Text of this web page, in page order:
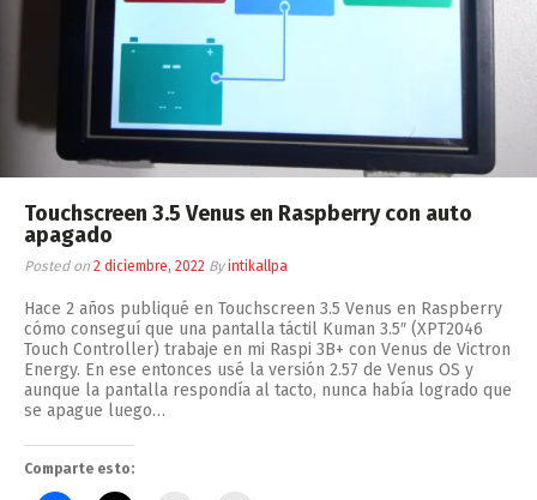
Touchscreen 3.5 Venus en Raspberry con auto
apagado
Posted on 2 diciembre, 2022 Byintikallpa
Hace 2 años publiqué en Touchscreen 3.5 Venus en Raspberry
cómo conseguí que una pantalla táctil Kuman 3.5″ (XPT2046
Touch Controller) trabaje en mi Raspi 3B+ con Venus de Victron
Energy. En ese entonces usé la versión 2.57 de Venus OS y
aunque la pantalla respondía al tacto, nunca había logrado que
se apague luego…
Comparte esto: